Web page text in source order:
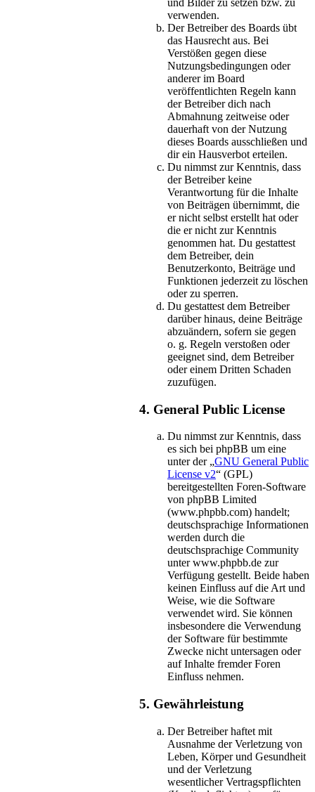
und Bilder zu setzen bzw. zu
verwenden.
Der Betreiber des Boards übt
das Hausrecht aus. Bei
Verstößen gegen diese
Nutzungsbedingungen oder
anderer im Board
veröffentlichten Regeln kann
der Betreiber dich nach
Abmahnung zeitweise oder
dauerhaft von der Nutzung
dieses Boards ausschließen und
dir ein Hausverbot erteilen.
Du nimmst zur Kenntnis, dass
der Betreiber keine
Verantwortung für die Inhalte
von Beiträgen übernimmt, die
er nicht selbst erstellt hat oder
die er nicht zur Kenntnis
genommen hat. Du gestattest
dem Betreiber, dein
Benutzerkonto, Beiträge und
Funktionen jederzeit zu löschen
oder zu sperren.
Du gestattest dem Betreiber
darüber hinaus, deine Beiträge
abzuändern, sofern sie gegen
o. g. Regeln verstoßen oder
geeignet sind, dem Betreiber
oder einem Dritten Schaden
zuzufügen.
4. General Public License
Du nimmst zur Kenntnis, dass
es sich bei phpBB um eine
unter der „GNU General Public
License v2“ (GPL)
bereitgestellten Foren-Software
von phpBB Limited
(www.phpbb.com) handelt;
deutschsprachige Informationen
werden durch die
deutschsprachige Community
unter www.phpbb.de zur
Verfügung gestellt. Beide haben
keinen Einfluss auf die Art und
Weise, wie die Software
verwendet wird. Sie können
insbesondere die Verwendung
der Software für bestimmte
Zwecke nicht untersagen oder
auf Inhalte fremder Foren
Einfluss nehmen.
5. Gewährleistung
Der Betreiber haftet mit
Ausnahme der Verletzung von
Leben, Körper und Gesundheit
und der Verletzung
wesentlicher Vertragspflichten